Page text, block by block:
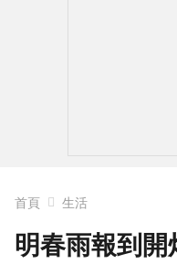
首頁 生活
明春雨報到開